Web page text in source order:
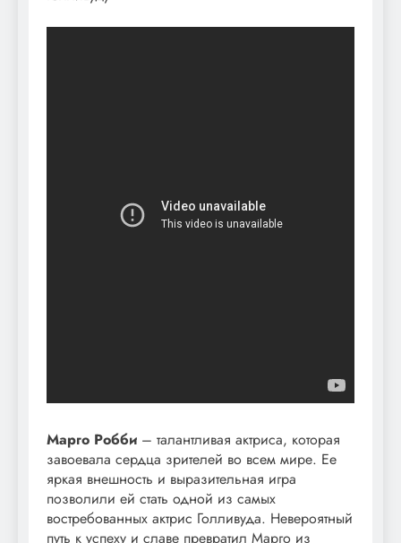
Марго Робби – талантливая актриса, которая
завоевала сердца зрителей во всем мире. Ее
яркая внешность и выразительная игра
позволили ей стать одной из самых
востребованных актрис Голливуда. Невероятный
путь к успеху и славе превратил Марго из